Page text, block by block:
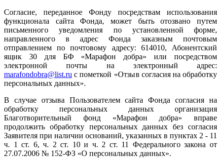
Согласие, переданное Фонду посредствам использования
функционала сайта Фонда, может быть отозвано путем
письменного уведомления по установленной форме,
направленного в адрес Фонда заказным почтовым
отправлением по почтовому адресу: 614010, Абонентский
ящик 30 для БФ «Марафон добра» или посредством
электронной почты на электронный адрес:
marafondobra@list.ru с пометкой «Отзыв согласия на обработку
персональных данных».
В случае отзыва Пользователем сайта Фонда согласия на
обработку персональных данных организация
Благотворительный фонд «Марафон добра» вправе
продолжить обработку персональных данных без согласия
Заявителя при наличии оснований, указанных в пунктах 2 - 11
ч. 1 ст. 6, ч. 2 ст. 10 и ч. 2 ст. 11 Федерального закона от
27.07.2006 № 152-ФЗ «О персональных данных».